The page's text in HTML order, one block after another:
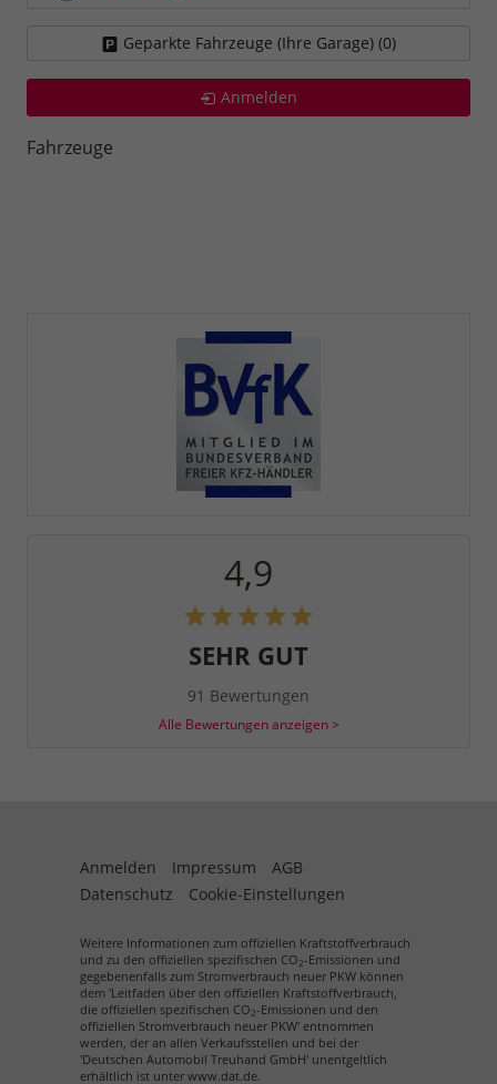
Geparkte Fahrzeuge (Ihre Garage) (0)
Anmelden
Fahrzeuge
4,9
SEHR GUT
91 Bewertungen
Alle Bewertungen anzeigen >
Anmelden Impressum
AGB
Datenschutz
Cookie-Einstellungen
Weitere Informationen zum offiziellen Kraftstoffverbrauch
und zu den offiziellen spezifischen CO 2-Emissionen und
gegebenenfalls zum Stromverbrauch neuer PKW können
dem 'Leitfaden über den offiziellen Kraftstoffverbrauch,
die offiziellen spezifischen CO 2-Emissionen und den
offiziellen Stromverbrauch neuer PKW' entnommen
werden, der an allen Verkaufsstellen und bei der
'Deutschen Automobil Treuhand GmbH' unentgeltlich
erhältlich ist unter www.dat.de.